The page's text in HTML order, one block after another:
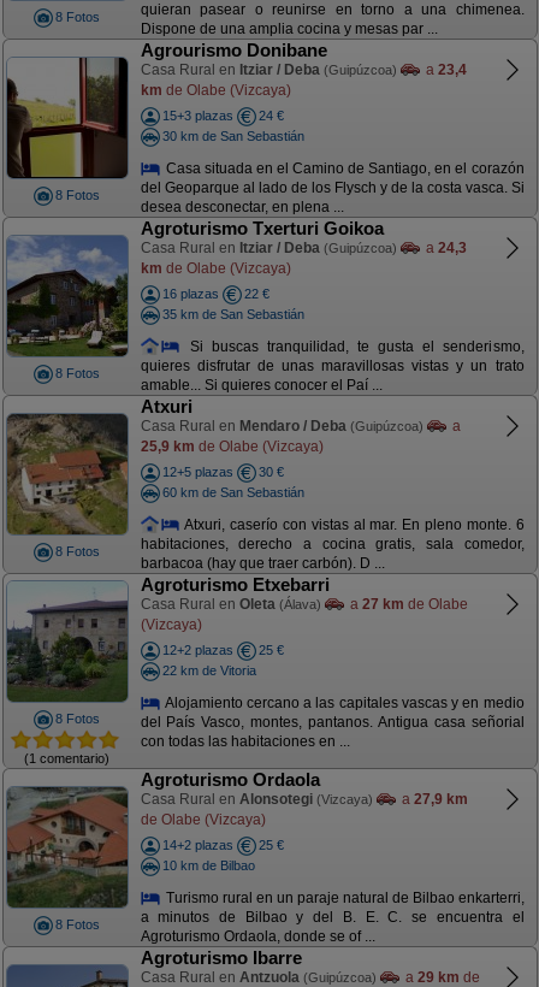
8 Fotos
quieran pasear o reunirse en torno a una chimenea.
Dispone de una amplia cocina y mesas par ...
8 Fotos
Agrourismo Donibane
Casa Rural en Itziar / Deba (Guipúzcoa) a 23,4
km de Olabe (Vizcaya)
15+3 plazas
24 €
30 km de San Sebastián
Casa situada en el Camino de Santiago, en el corazón
del Geoparque al lado de los Flysch y de la costa vasca. Si
desea desconectar, en plena ...
8 Fotos
Agroturismo Txerturi Goikoa
Casa Rural en Itziar / Deba (Guipúzcoa) a 24,3
km de Olabe (Vizcaya)
16 plazas
22 €
35 km de San Sebastián
Si buscas tranquilidad, te gusta el senderismo,
quieres disfrutar de unas maravillosas vistas y un trato
amable... Si quieres conocer el Paí ...
8 Fotos
Atxuri
Casa Rural en Mendaro / Deba (Guipúzcoa)
a
25,9 km de Olabe (Vizcaya)
12+5 plazas
30 €
60 km de San Sebastián
Atxuri, caserío con vistas al mar. En pleno monte. 6
habitaciones, derecho a cocina gratis, sala comedor,
barbacoa (hay que traer carbón). D ...
8 Fotos
(1 comentario)
Agroturismo Etxebarri
Casa Rural en Oleta (Álava) a 27 km de Olabe
(Vizcaya)
12+2 plazas
25 €
22 km de Vitoria
Alojamiento cercano a las capitales vascas y en medio
del País Vasco, montes, pantanos. Antigua casa señorial
con todas las habitaciones en ...
8 Fotos
Agroturismo Ordaola
Casa Rural en Alonsotegi (Vizcaya) a 27,9 km
de Olabe (Vizcaya)
14+2 plazas
25 €
10 km de Bilbao
Turismo rural en un paraje natural de Bilbao enkarterri,
a minutos de Bilbao y del B. E. C. se encuentra el
Agroturismo Ordaola, donde se of ...
Agroturismo Ibarre
Casa Rural en Antzuola (Guipúzcoa) a 29 km de